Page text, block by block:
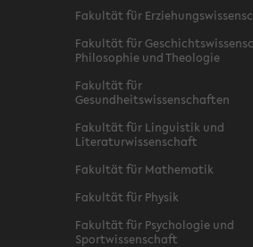
Fakultät für
Fakultät für
Philosophie und Theologie
Fakultät für
Gesundheitswissenschaften
Fakultät für Linguistik und
Literaturwissenschaft
Fakultät für Mathematik
Fakultät für Physik
Fakultät für Psychologie und
Sportwissenschaft